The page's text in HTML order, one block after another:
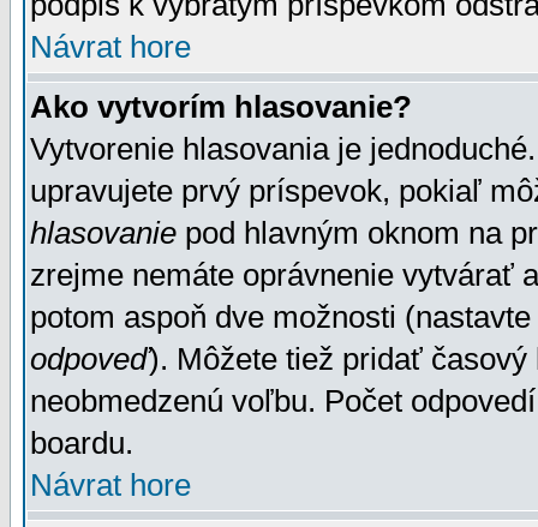
Návrat hore
Ako vytvorím hlasovanie?
Vytvorenie hlasovania je
upravujete prvý príspevok, pokiaľ
hlasovanie pod hlavným oknom na
zrejme nemáte oprávnenie vytvárať
potom aspoň dve možnosti
odpoveď). Môžete tiež pridať
neobmedzenú voľbu. Počet
boardu.
Návrat hore